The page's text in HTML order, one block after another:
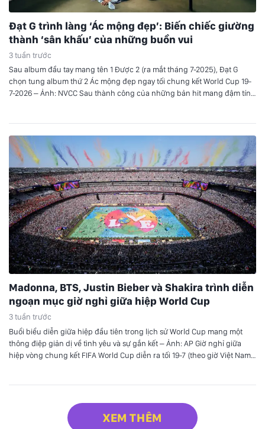
Đạt G trình làng ‘Ác mộng đẹp’: Biến chiếc giường
thành ‘sân khấu’ của những buồn vui
3 tuần trước
Sau album đầu tay mang tên 1 Được 2 (ra mắt tháng 7-2025), Đạt G
chọn tung album thứ 2 Ác mộng đẹp ngay tối chung kết World Cup 19-
7-2026 – Ảnh: NVCC Sau thành công của những bản hit mang đậm tính
Madonna, BTS, Justin Bieber và Shakira trình diễn
ngoạn mục giờ nghỉ giữa hiệp World Cup
3 tuần trước
Buổi biểu diễn giữa hiệp đầu tiên trong lịch sử World Cup mang một
thông điệp giản dị về tình yêu và sự gắn kết – Ảnh: AP Giờ nghỉ giữa
hiệp vòng chung kết FIFA World Cup diễn ra tối 19-7 (theo giờ Việt Nam)
XEM THÊM